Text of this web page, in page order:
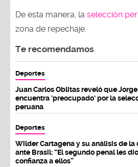
De esta manera, la selección
zona de repechaje.
Te recomendamos
Deportes
Juan Carlos Oblitas reveló que
encuentra ‘preocupado’ por la
peruana
Deportes
Wilder Cartagena y su análisis de la
ante Brasil: “El segundo penal les
confianza a ellos”